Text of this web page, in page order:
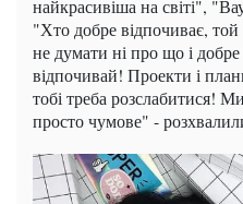
найкрасивіша на світі",
"Хто добре відпочиває,
не думати ні про що і
відпочивай! Проекти і
тобі треба розслабитися!
просто чумове" -